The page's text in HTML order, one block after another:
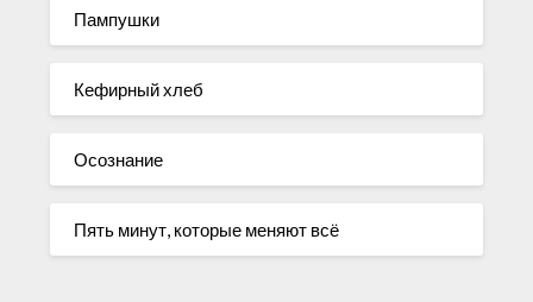
Пампушки
Кефирный хлеб
Осознание
Пять минут, которые меняют всё